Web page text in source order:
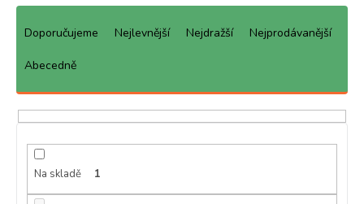
Ř
p
Doporučujeme Nejlevnější Nejdražší Nejprodávanější
Abecedně
Na skladě 1